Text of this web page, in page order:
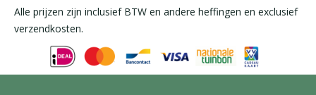
Alle prijzen zijn inclusief BTW en andere heffingen en exclusief
verzendkosten.